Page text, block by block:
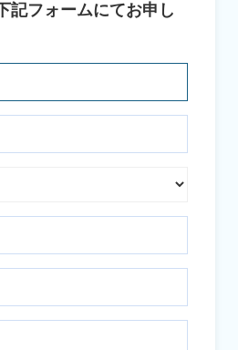
記フォームにてお申し